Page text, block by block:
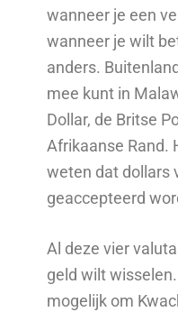
wanneer je een
wanneer je wilt
anders.
mee kunt in
Dollar, de Britse
Afrikaanse Rand.
weten dat dollars
geaccepteerd
Al deze vier
geld wilt
mogelijk om